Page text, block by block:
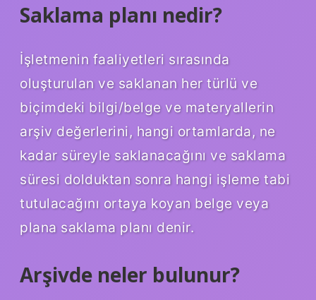
Saklama planı nedir?
İşletmenin faaliyetleri sırasında
oluşturulan ve saklanan her türlü ve
biçimdeki bilgi/belge ve materyallerin
arşiv değerlerini, hangi ortamlarda, ne
kadar süreyle saklanacağını ve saklama
süresi dolduktan sonra hangi işleme tabi
tutulacağını ortaya koyan belge veya
plana saklama planı denir.
Arşivde neler bulunur?